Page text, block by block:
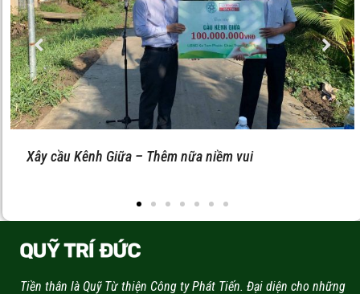
Atom Casino онлайн – служба поддержки и помощь
Tiền thân là Quỹ Từ thiện Công ty Phát Tiến. Đại diện cho những